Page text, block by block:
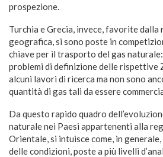
prospezione.
Turchia e Grecia, invece, favorite
geografica, si sono poste in
chiave per il trasporto del gas
problemi di definizione delle rispettive
alcuni lavori di ricerca ma non sono
quantità di gas tali da essere
Da questo rapido quadro
naturale nei Paesi appartenenti alla
Orientale, si intuisce come, in
delle condizioni, poste a più livelli